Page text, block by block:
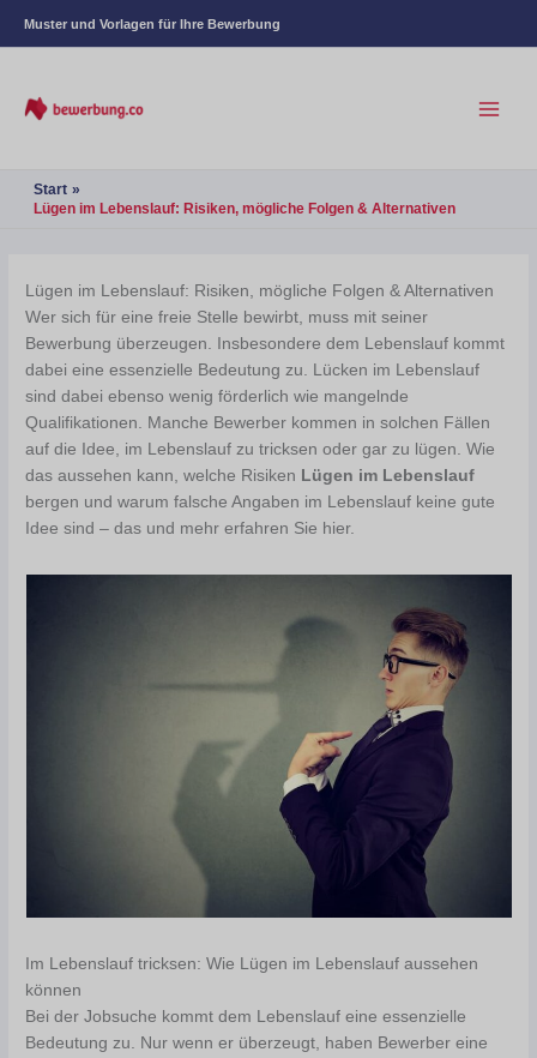
Muster und Vorlagen für Ihre Bewerbung
Start
Lügen im Lebenslauf: Risiken, mögliche Folgen & Alternativen
Lügen im Lebenslauf: Risiken, mögliche Folgen & Alternativen
Wer sich für eine freie Stelle bewirbt, muss mit seiner
Bewerbung überzeugen. Insbesondere dem Lebenslauf kommt
dabei eine essenzielle Bedeutung zu. Lücken im Lebenslauf
sind dabei ebenso wenig förderlich wie mangelnde
Qualifikationen. Manche Bewerber kommen in solchen Fällen
auf die Idee, im Lebenslauf zu tricksen oder gar zu lügen. Wie
das aussehen kann, welche Risiken Lügen im Lebenslauf
bergen und warum falsche Angaben im Lebenslauf keine gute
Idee sind – das und mehr erfahren Sie hier.
Im Lebenslauf tricksen: Wie Lügen im Lebenslauf aussehen
können
Bei der Jobsuche kommt dem Lebenslauf eine essenzielle
Bedeutung zu. Nur wenn er überzeugt, haben Bewerber eine